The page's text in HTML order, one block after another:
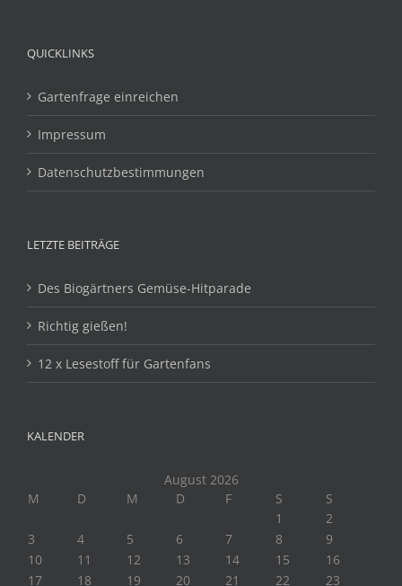
QUICKLINKS
Gartenfrage einreichen
Impressum
Datenschutzbestimmungen
LETZTE BEITRÄGE
Des Biogärtners Gemüse-Hitparade
Richtig gießen!
12 x Lesestoff für Gartenfans
KALENDER
August 2026
M
D M D F S
S
1
2
3
4 5 6 7 8
9
10
11 12 13 14 15
16
17
18 19 20 21 22 23